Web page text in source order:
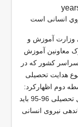
انسانی است
وزارت آموزش و
معاونین آموزش
کشور که در
هدایت تحصیلی
دوم اظهاركرد:
استقرار پایه دهم در دوره دوم متوسطه در سال تحصیلی 96-95 باید
نیروی انسانی